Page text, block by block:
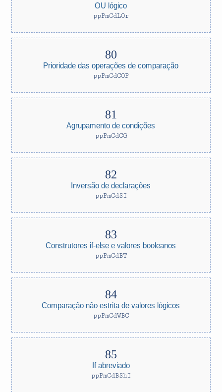
OU lógico
ppPmCdLOr
Prioridade das operações de comparação
ppPmCdCOP
Agrupamento de condições
ppPmCdCG
Inversão de declarações
ppPmCdSI
Construtores if-else e valores booleanos
ppPmCdBT
Comparação não estrita de valores lógicos
ppPmCdWBC
If abreviado
ppPmCdBShI